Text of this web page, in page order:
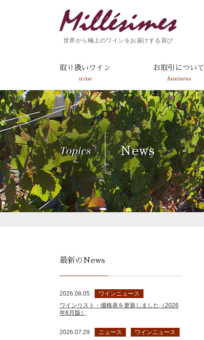
世界から極上のワインをお届けする喜び
取り扱いワイン
wine
お取引について
business
Topics News
最新のNews
2026.08.05
ワインニュース
ワインリスト・価格表を更新しました（2026
年8月版）
2026.07.29 ニュース
ワインニュース